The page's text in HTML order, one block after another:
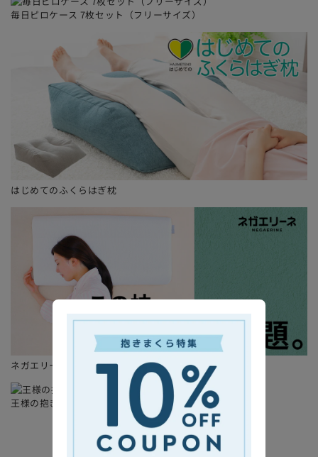
トラッピングに対応していない商品がございます。
お届け時に荷姿が崩れてしまう場合があります。
当店では、商品をお受け取りになられた方に喜んでいた
だけるよう、できる限りお届け時にキレイな荷姿で発送
出荷をさせていただいておりますが、お届けまでの配送
時に荷姿が崩れてしまったり、破損してしまう場合もご
ざいます。こちらもあらかじめご理解・ご了承の上、ご
注文くださるようお願い申し上げます。
毎日ピロケース 7枚セット（フリーサイズ）
はじめてのふくらはぎ枕
ネガエリーネ
王様の抱き枕